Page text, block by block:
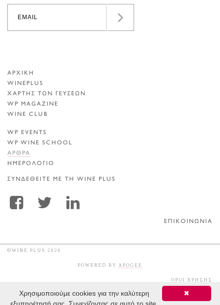
ΑΡΧΙΚΗ
WINEPLUS
ΧΑΡΤΗΣ ΤΩΝ ΓΕΥΣΕΩΝ
WP MAGAZINE
WINE CLUB
WP EVENTS
WP WINE SCHOOL
ΑΡΘΡΑ
ΗΜΕΡΟΛΟΓΙΟ
ΣΥΝΔΕΘΕΙΤΕ ΜΕ ΤΗ WINE PLUS
ΕΠΙΚΟΙΝΩΝΙΑ
©WINE PLUS 2026
POWERED BY APOGEE
ΟΡΟΙ ΧΡΗΣΗΣ
✖
Χρησιμοποιούμε cookies για την καλύτερη